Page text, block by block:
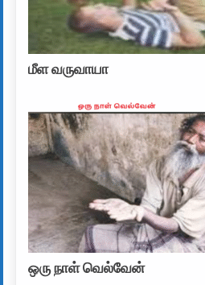
மீள வருவாயா
ஒரு நாள் வெல்வேன்